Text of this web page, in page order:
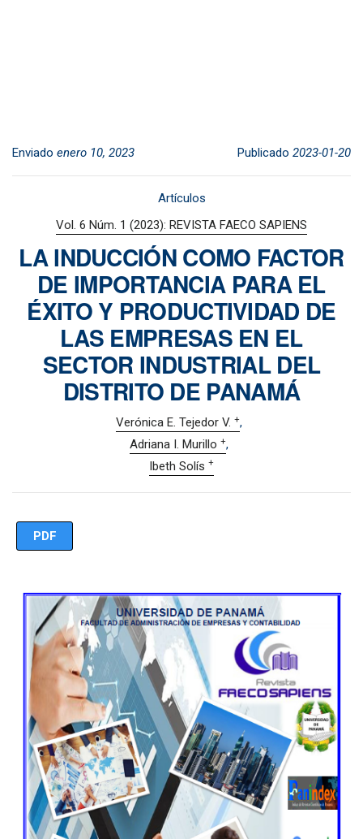
Enviado enero 10, 2023 Publicado 2023-01-20
Artículos
Vol. 6 Núm. 1 (2023): REVISTA FAECO SAPIENS
LA INDUCCIÓN COMO FACTOR
DE IMPORTANCIA PARA EL
ÉXITO Y PRODUCTIVIDAD DE
LAS EMPRESAS EN EL
SECTOR INDUSTRIAL DEL
DISTRITO DE PANAMÁ
Verónica E. Tejedor V. +
Adriana I. Murillo +
Ibeth Solís +
PDF
Imagen de portada